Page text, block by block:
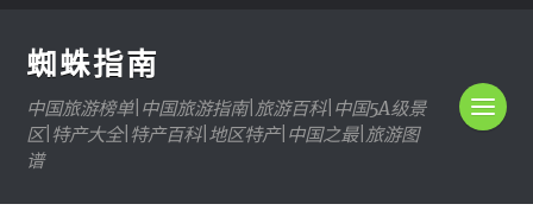
蜘蛛指南
中国旅游榜单|中国旅游指南|旅游百科|中国5A级景
区|特产大全|特产百科|地区特产|中国之最|旅游图
谱